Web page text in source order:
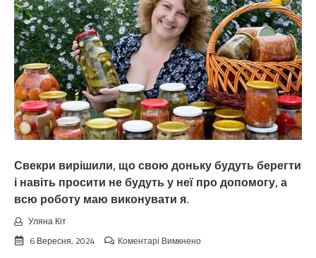
Свекри вирішили, що свою доньку будуть берегти
і навіть просити не будуть у неї про допомогу, а
всю роботу маю виконувати я.
Уляна Кіт
6 Вересня, 2024
Коментарі Вимкненодо